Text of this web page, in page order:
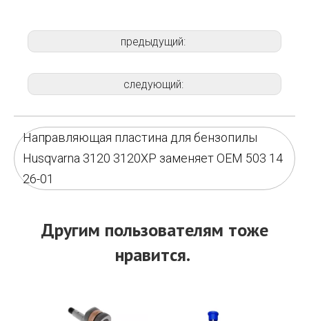
предыдущий:
следующий:
Направляющая пластина для бензопилы
Husqvarna 3120 3120XP заменяет OEM 503 14
26-01
Другим пользователям тоже
нравится.